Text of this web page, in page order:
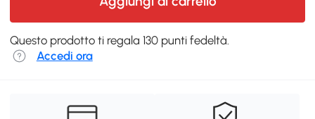
Questo prodotto ti regala 130 punti fedeltà.
Accedi ora